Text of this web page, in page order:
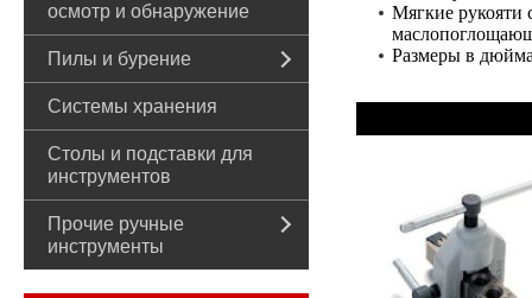
осмотр и обнаружение
Пилы и бурение
Системы хранения
Столы и подставки для
инструментов
Прочие ручные
инструменты
Мягкие рукояти
Размеры в